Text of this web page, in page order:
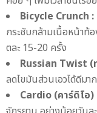
Bicycle Crunch
กระชับกล้ามเนื้อหน้าท้
ตละ 15-20 ครั้ง
Russian Twist (
ลดไขมันส่วนเอวได้ดีมา
Cardio (คาร์ดิโอ)